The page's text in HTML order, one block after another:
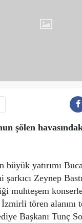
şölen
yatırımı
şarkıcı Zeynep
muhteşem
tören alanını
Başkanı Tunç